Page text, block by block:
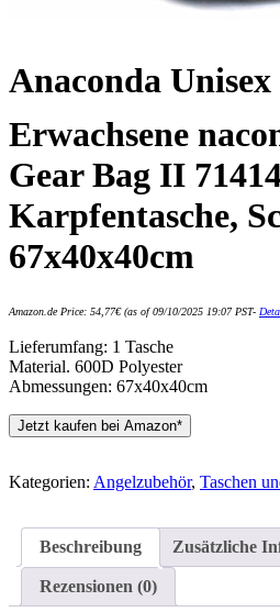
Anaconda Unisex
Erwachsene
Gear Bag II
Karpfentasche,
67x40x40cm
Amazon.de Price: 54,77€(as of 09/10/2025 19:07 PST-
Lieferumfang: 1 Tasche
Material. 600D Polyester
Abmessungen: 67x40x40cm
Jetzt kaufen bei Amazon*
Kategorien: Angelzubehör, Taschen
Beschreibung Zusätzliche
Rezensionen (0)